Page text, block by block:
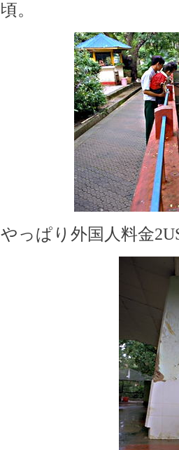
頃。
やっぱり外国人料金